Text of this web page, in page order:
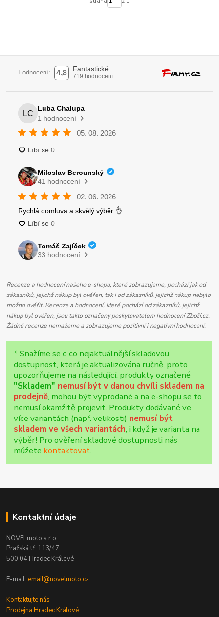
Recenze a hodnocení našeho e-shopu, které zobrazujeme, pochází jak od
zákazníků, jejichž nákup byl ověřen, tak i od zákazníků, jejichž nákup nebylo
možno ověřit. Recenze a hodnocení, které pochází od zákazníků, jejichž
nákup byl ověřen, jsou takto označeny poskytovatelem hodnocení Zboží.cz.
Žádné recenze nemažeme a zobrazujeme pozitivní i negativní hodnocení.
* Snažíme se o co nejaktuálnější skladovou
dostupnost, která je aktualizována ručně, proto
upozorňujeme na následující: produkty označené
"Skladem" nemusí být v danou chvíli skladem na
prodejně, mohou být vyprodané a na e-shopu se to
nemusí okamžitě projevit. Produkty dodávané ve
více variantách (např. velikosti) nemusí být
skladem ve všech variantách, i když je varianta na
výběr! Pro ověření skladové dostupnosti nás
můžete kontaktovat.
Kontaktní údaje
NOVELmoto s.r.o.
Pražská tř. 113/47
500 04 Hradec Králové
E-mail: email@novelmoto.cz
Kontaktujte nás
Prodejna Hradec Králové